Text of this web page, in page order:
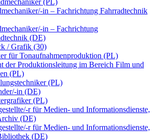
(PL)
in – Fachrichtung Fahrradtechnik
in – Fachrichtung
(DE)
/ Grafik (30)
für Tonaufnahmenproduktion (PL)
der Produktionsleitung im Bereich Film und
(PL)
(PL)
in (DE)
(PL)
r für Medien- und Informationsdienste,
(DE)
r für Medien- und Informationsdienste,
(DE)